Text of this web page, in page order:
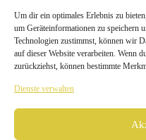
Um dir ein optimales Erlebnis zu
um Geräteinformationen zu speichern
Technologien zustimmst, können wir
auf dieser Website verarbeiten. Wenn
zurückziehst, können bestimmte
Dienste verwalten
Dr.
Alle
Made